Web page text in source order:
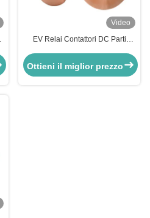
Video
EV Relai Contattori DC Parti
verniciatura
Ottieni il miglior prezzo